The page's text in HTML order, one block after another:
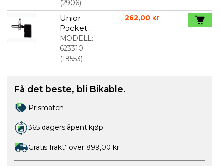
(2906)
Unior
Pocket
Hjulopprett
er
MODELL:
623310
(18553)
262,00 kr
Få det beste, bli Bikable.
Prismatch
365 dagers åpent kjøp
Gratis frakt* over 899,00 kr